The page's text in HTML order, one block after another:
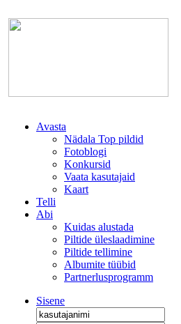
Avasta
Nädala Top pildid
Fotoblogi
Konkursid
Vaata kasutajaid
Kaart
Telli
Abi
Kuidas alustada
Piltide üleslaadimine
Piltide tellimine
Albumite tüübid
Partnerlusprogramm
Sisene